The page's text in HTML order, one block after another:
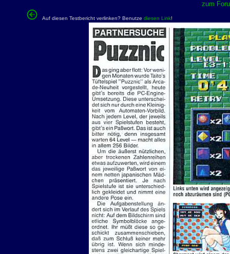
zum
Auf diesen Testbericht verlinken? Benutze diesen Link!